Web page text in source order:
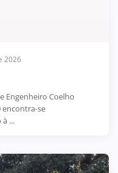
2026
Engenheiro Coelho
encontra-se
...